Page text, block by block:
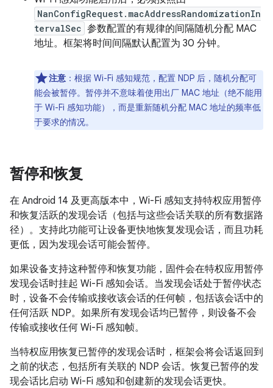
NanConfigRequest.macAddressRandomizationIn
tervalSec 参数配置的有规律的间隔随机分配 MAC
地址。框架将时间间隔默认配置为 30 分钟。
注意 ：根据 Wi-Fi 感知规范，配置 NDP 后，随机分配可
能会被暂停。暂停并不意味着使用出厂 MAC 地址（绝不能用
于 Wi-Fi 感知功能），而是重新随机分配 MAC 地址的频率低
于要求的情况。
暂停和恢复
在 Android 14 及更高版本中，Wi-Fi 感知支持特权应用暂停
和恢复活跃的发现会话（包括与这些会话关联的所有数据路
径）。支持此功能可让设备更快地恢复发现会话，而且功耗
更低，因为发现会话可能会暂停。
如果设备支持这种暂停和恢复功能，固件会在特权应用暂停
发现会话时挂起 Wi-Fi 感知会话。当发现会话处于暂停状态
时，设备不会传输或接收该会话的任何帧，包括该会话中的
任何活跃 NDP。如果所有发现会话均已暂停，则设备不会
传输或接收任何 Wi-Fi 感知帧。
当特权应用恢复已暂停的发现会话时，框架会将会话返回到
之前的状态，包括所有关联的 NDP 会话。恢复已暂停的发
现会话比启动 Wi-Fi 感知和创建新的发现会话更快。